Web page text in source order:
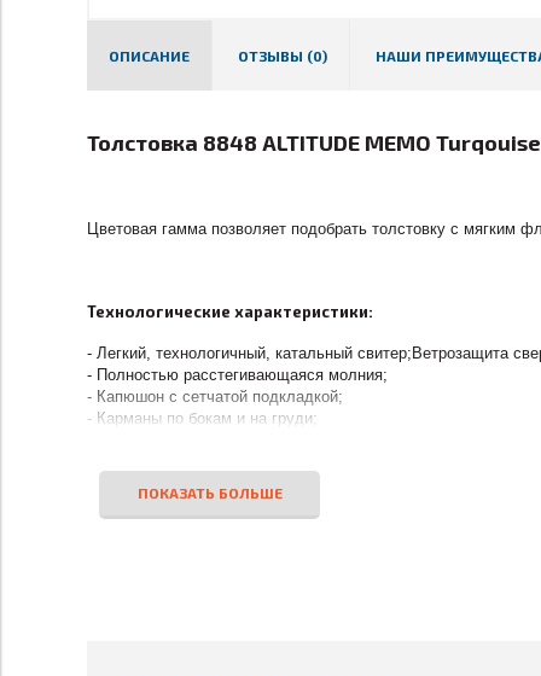
ОПИСАНИЕ ОТЗЫВЫ (0) НАШИ
Толстовка 8848 ALTITUDE MEMO Turqouise
Цветовая гамма позволяет подобрать толстовку с мягким
Технологические характеристики:
- Легкий, технологичный, катальный свитер;Ветрозащита
- Полностью расстегивающаяся молния;
- Капюшон с сетчатой подкладкой;
- Карманы по бокам и на груди;
Материал:Polyester®